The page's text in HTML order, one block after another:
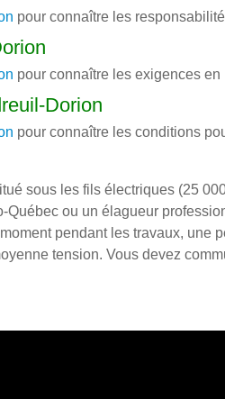
pour connaître les
pour connaître les exigences
Dorion
pour connaître les conditions
sous les fils électriques (25
ou un élagueur
pendant les travaux, une
tension. Vous devez